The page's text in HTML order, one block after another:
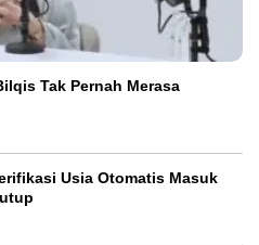
Tak Pernah Merasa
Usia Otomatis Masuk